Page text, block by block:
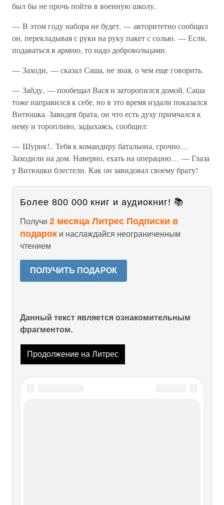
был бы не прочь пойти в военную школу.
— В этом году набора не будет, — авторитетно сообщил
он, перекладывая с руки на руку пакет с солью. — Если,
подаваться в армию, то надо добровольцами.
— Заходи, — сказал Саша, не зная, о чем еще говорить.
— Зайду, — пообещал Вася и заторопился домой. Саша
тоже направился к себе, но в это время издали показался
Витюшка. Завидев брата, он что есть духу примчался к
нему и торопливо, задыхаясь, сообщил:
— Шурик!.. Тебя к командиру батальона, срочно…
Заходили на дом. Наверно, ехать на операцию… — Глаза
у Витюшки блестели. Как он завидовал своему брату!
Более 800 000 книг и аудиокниг! 📚
Получи 2 месяца Литрес Подписки в
подарок и наслаждайся неограниченным
чтением
ПОЛУЧИТЬ ПОДАРОК
Данный текст является ознакомительным
фрагментом.
Продолжение на Литрес